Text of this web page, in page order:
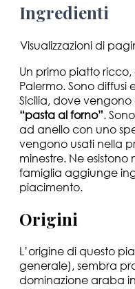
Ingredienti
Visualizzazioni di
Un primo piatto
Palermo. Sono
Sicilia, dove
“pasta al forno”.
ad anello con uno
vengono usati nella
minestre. Ne
famiglia aggiunge
piacimento.
Origini
L’origine di questo
generale), sembra
dominazione araba